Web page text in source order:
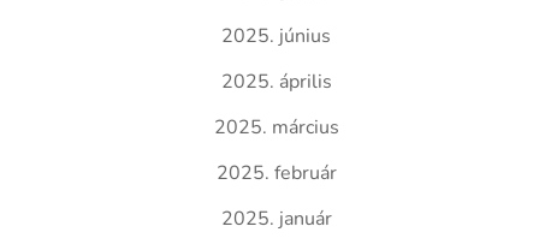
2025. június
2025. április
2025. március
2025. február
2025. január